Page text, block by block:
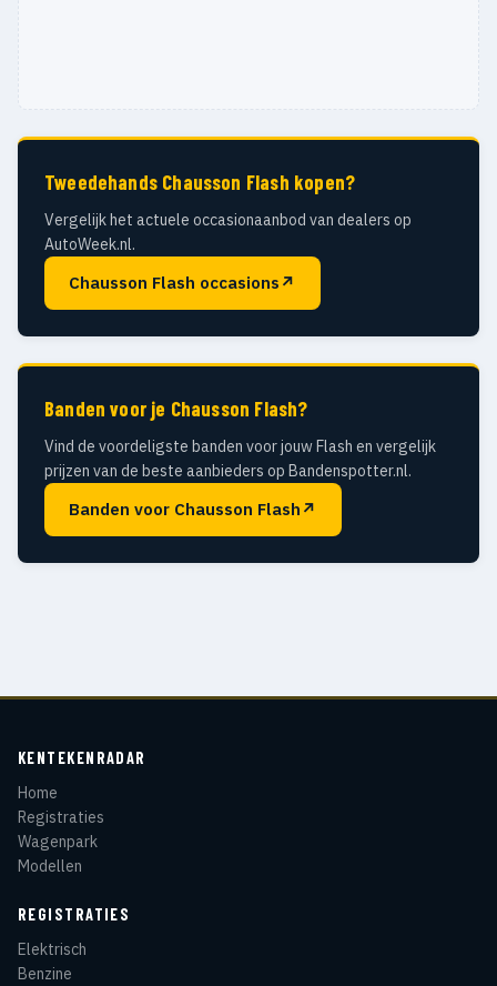
Tweedehands Chausson Flash kopen?
Vergelijk het actuele occasionaanbod van dealers op
AutoWeek.nl.
Chausson Flash occasions ↗
Banden voor je Chausson Flash?
Vind de voordeligste banden voor jouw Flash en vergelijk
prijzen van de beste aanbieders op Bandenspotter.nl.
Banden voor Chausson Flash ↗
KENTEKENRADAR
Home
Registraties
Wagenpark
Modellen
REGISTRATIES
Elektrisch
Benzine